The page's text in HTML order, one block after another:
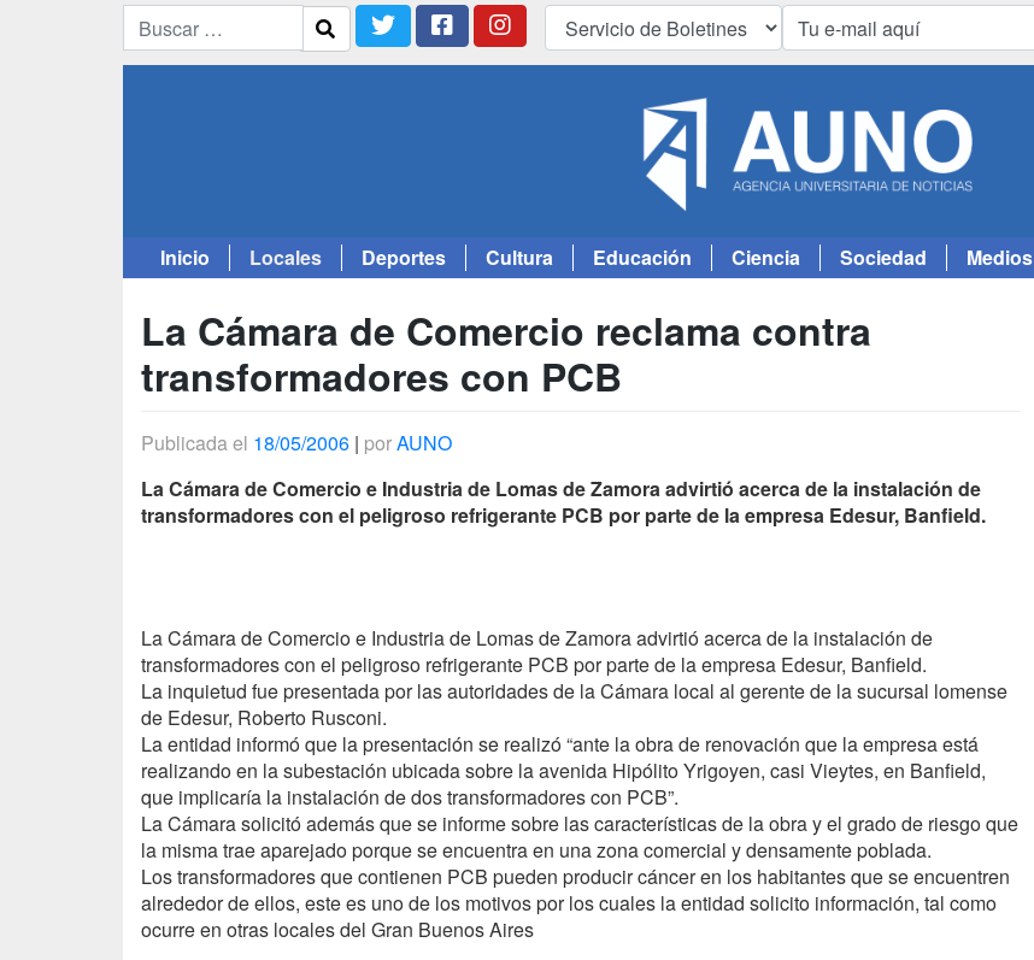
Inicio Locales Deportes Cultura Educación Ciencia Sociedad Medios
La Cámara de Comercio reclama contra
transformadores con PCB
Publicada el 18/05/2006 | porAUNO
La Cámara de Comercio e Industria de Lomas de Zamora advirtió acerca de la instalación de
transformadores con el peligroso refrigerante PCB por parte de la empresa Edesur, Banfield.
La Cámara de Comercio e Industria de Lomas de Zamora advirtió acerca de la instalación de
transformadores con el peligroso refrigerante PCB por parte de la empresa Edesur, Banfield.
La inquietud fue presentada por las autoridades de la Cámara local al gerente de la sucursal lomense
de Edesur, Roberto Rusconi.
La entidad informó que la presentación se realizó “ante la obra de renovación que la empresa está
realizando en la subestación ubicada sobre la avenida Hipólito Yrigoyen, casi Vieytes, en Banfield,
que implicaría la instalación de dos transformadores con PCB”.
La Cámara solicitó además que se informe sobre las características de la obra y el grado de riesgo que
la misma trae aparejado porque se encuentra en una zona comercial y densamente poblada.
Los transformadores que contienen PCB pueden producir cáncer en los habitantes que se encuentren
alrededor de ellos, este es uno de los motivos por los cuales la entidad solicito información, tal como
ocurre en otras locales del Gran Buenos Aires